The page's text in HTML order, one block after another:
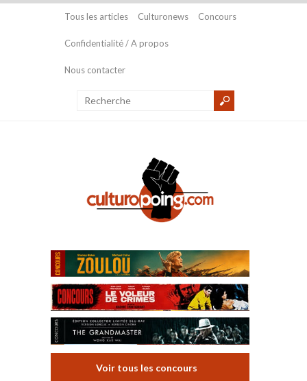
Tous les articles Culturonews Concours
Confidentialité / A propos
Nous contacter
Voir tous les concours